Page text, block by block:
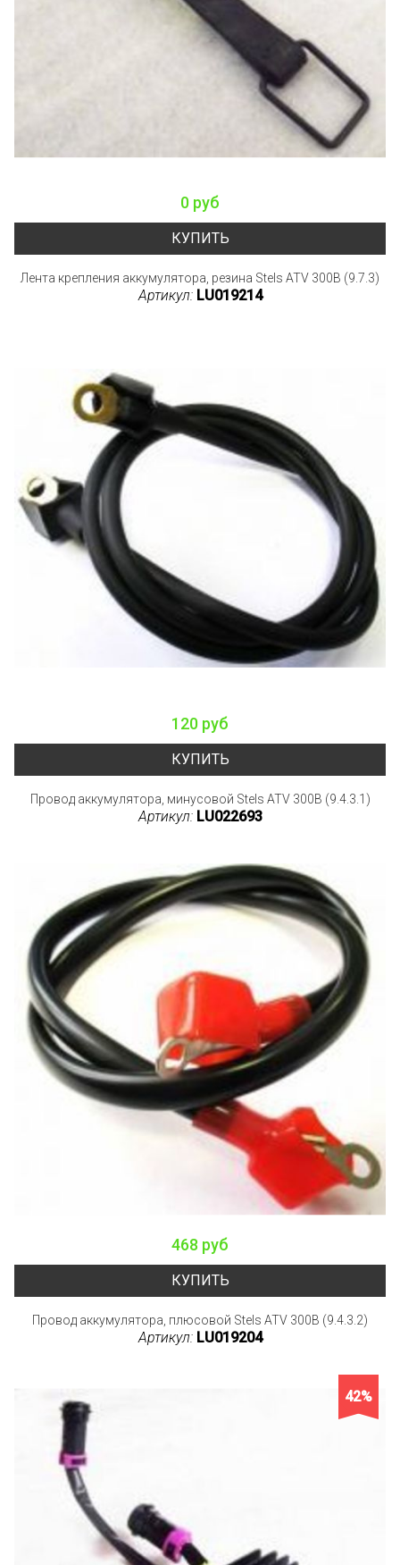
0 руб
КУПИТЬ
Лента крепления аккумулятора, резина Stels ATV 300B (9.7.3)
Артикул: LU019214
120 руб
КУПИТЬ
Провод аккумулятора, минусовой Stels ATV 300B (9.4.3.1)
Артикул: LU022693
468 руб
КУПИТЬ
Провод аккумулятора, плюсовой Stels ATV 300B (9.4.3.2)
Артикул: LU019204
42%